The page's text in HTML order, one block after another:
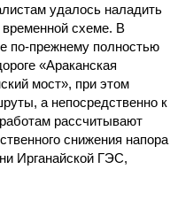
удалось наладить
схеме. В
по-прежнему полностью
«Араканская
мост», при этом
а непосредственно к
рассчитывают
снижения напора
Ирганайской ГЭС,